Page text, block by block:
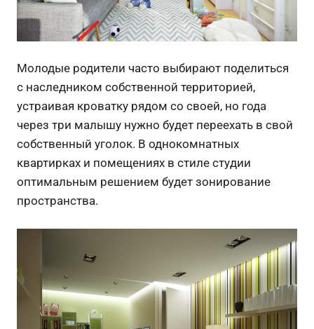
Молодые родители часто выбирают поделиться
с наследником собственной территорией,
устраивая кроватку рядом со своей, но года
через три малышу нужно будет переехать в свой
собственный уголок. В однокомнатных
квартирках и помещениях в стиле студии
оптимальным решением будет зонирование
пространства.